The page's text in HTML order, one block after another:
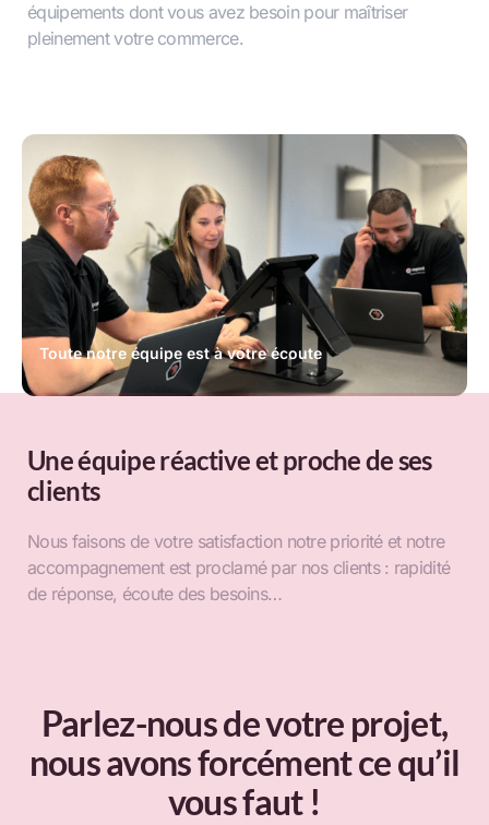
équipements dont vous avez besoin pour maîtriser
pleinement votre commerce.
Toute notre équipe est à votre écoute
Une équipe réactive et proche de ses
clients
Nous faisons de votre satisfaction notre priorité et notre
accompagnement est proclamé par nos clients : rapidité
de réponse, écoute des besoins…
Parlez-nous de votre projet,
nous avons forcément ce qu’il
vous faut !